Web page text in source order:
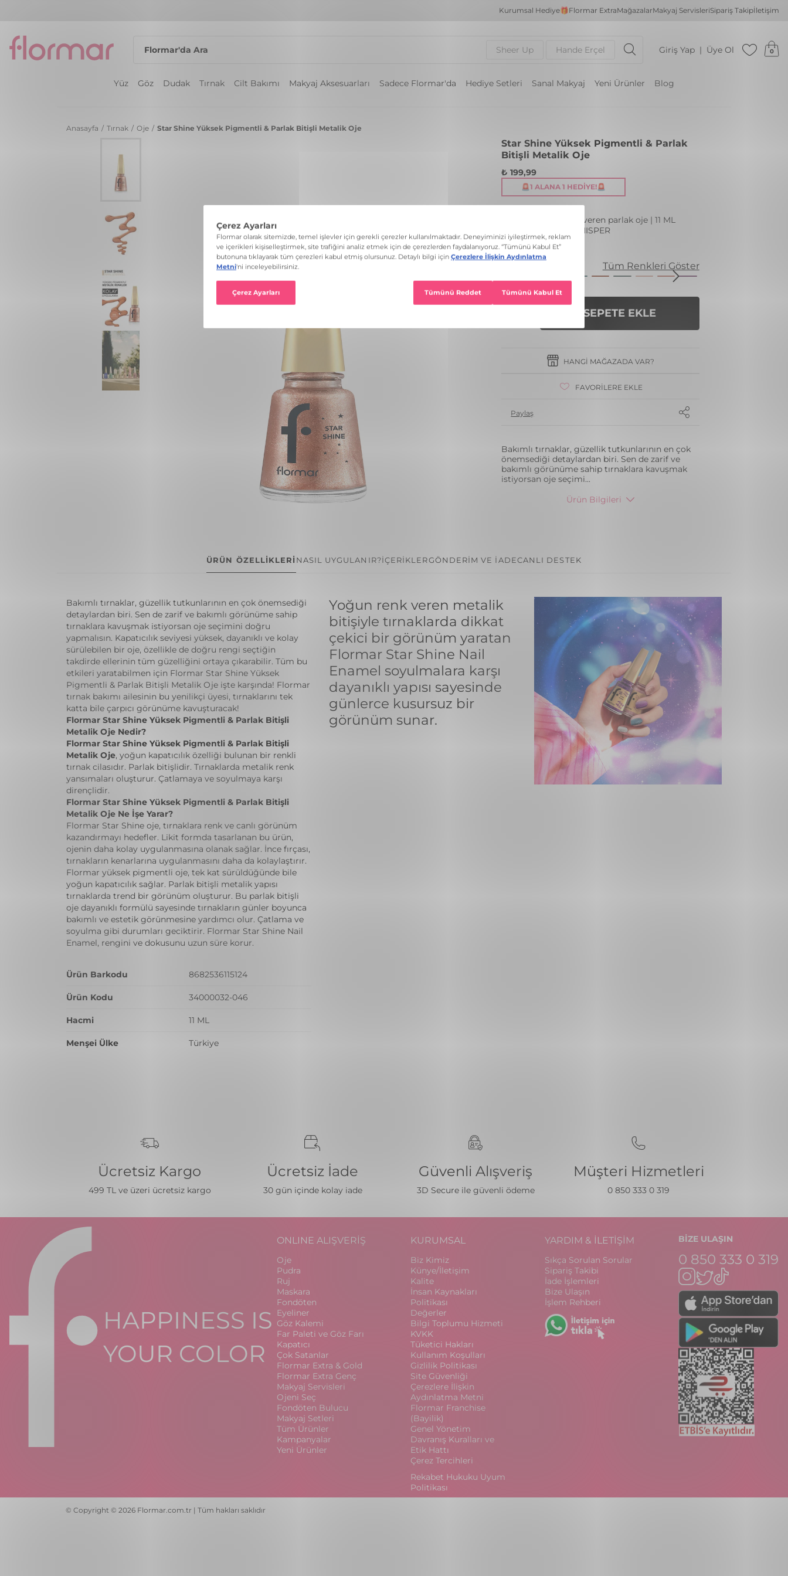
Kurumsal Hediye🎁Flormar ExtraMağazalarMakyaj ServisleriSipariş Takipİletişim
Sheer Up Hande Erçel Giriş Yap Üye Ol 0
Yüz Göz Dudak Tırnak Cilt Bakımı Makyaj Aksesuarları Sadece Flormar'da Hediye Setleri Sanal Makyaj Yeni Ürünler Blog
Anasayfa / Tırnak / Oje / Star Shine Yüksek Pigmentli & Parlak Bitişli Metalik Oje
Star Shine Yüksek Pigmentli & Parlak
Bitişli Metalik Oje
Metalik yoğun renk veren parlak oje | 11 ML
Renk: 046 ROSE WHISPER
₺ 199,99
🚨1 ALANA 1 HEDIYE!🚨
Tüm Renkleri Göster
SEPETE EKLE
HANGI MAĞAZADA VAR?
FAVORILERE EKLE
Paylaş
Bakımlı tırnaklar, güzellik tutkunlarının en çok
önemsediği detaylardan biri. Sen de zarif ve
bakımlı görünüme sahip tırnaklara kavuşmak
istiyorsan oje seçimi...
Ürün Bilgileri
ÜRÜN ÖZELLİKLERİ NASIL UYGULANIR?İÇERİKLERGÖNDERİM VE İADECANLI DESTEK
Bakımlı tırnaklar, güzellik tutkunlarının en çok önemsediği
detaylardan biri. Sen de zarif ve bakımlı görünüme sahip
tırnaklara kavuşmak istiyorsan oje seçimini doğru
yapmalısın. Kapatıcılık seviyesi yüksek, dayanıklı ve kolay
sürülebilen bir oje, özellikle de doğru rengi seçtiğin
takdirde ellerinin tüm güzelliğini ortaya çıkarabilir. Tüm bu
etkileri yaratabilmen için Flormar Star Shine Yüksek
Pigmentli & Parlak Bitişli Metalik Oje işte karşında! Flormar
tırnak bakımı ailesinin bu yenilikçi üyesi, tırnaklarını tek
katta bile çarpıcı görünüme kavuşturacak!
Flormar Star Shine Yüksek Pigmentli & Parlak Bitişli
Metalik Oje Nedir?
Flormar Star Shine Yüksek Pigmentli & Parlak Bitişli
Metalik Oje, yoğun kapatıcılık özelliği bulunan bir renkli
tırnak cilasıdır. Parlak bitişlidir. Tırnaklarda metalik renk
yansımaları oluşturur. Çatlamaya ve soyulmaya karşı
dirençlidir.
Flormar Star Shine Yüksek Pigmentli & Parlak Bitişli
Metalik Oje Ne İşe Yarar?
Flormar Star Shine oje, tırnaklara renk ve canlı görünüm
kazandırmayı hedefler. Likit formda tasarlanan bu ürün,
ojenin daha kolay uygulanmasına olanak sağlar. İnce fırçası,
tırnakların kenarlarına uygulanmasını daha da kolaylaştırır.
Flormar yüksek pigmentli oje, tek kat sürüldüğünde bile
yoğun kapatıcılık sağlar. Parlak bitişli metalik yapısı
tırnaklarda trend bir görünüm oluşturur. Bu parlak bitişli
oje dayanıklı formülü sayesinde tırnakların günler boyunca
bakımlı ve estetik görünmesine yardımcı olur. Çatlama ve
soyulma gibi durumları geciktirir. Flormar Star Shine Nail
Enamel, rengini ve dokusunu uzun süre korur.
Ürün Barkodu 8682536115124
Ürün Kodu 34000032-046
Hacmi 11 ML
Menşei Ülke Türkiye
Yoğun renk veren metalik
bitişiyle tırnaklarda dikkat
çekici bir görünüm yaratan
Flormar Star Shine Nail
Enamel soyulmalara karşı
dayanıklı yapısı sayesinde
günlerce kusursuz bir
görünüm sunar.
Ücretsiz Kargo
499 TL ve üzeri ücretsiz kargo
Ücretsiz İade
30 gün içinde kolay iade
Güvenli Alışveriş
3D Secure ile güvenli ödeme
Müşteri Hizmetleri
0 850 333 0 319
HAPPINESS IS
YOUR COLOR
ONLINE ALIŞVERİŞ
Oje
Pudra
Ruj
Maskara
Fondöten
Eyeliner
Göz Kalemi
Far Paleti ve Göz Farı
Kapatıcı
Çok Satanlar
Flormar Extra & Gold
Flormar Extra Genç
Makyaj Servisleri
Ojeni Seç
Fondöten Bulucu
Makyaj Setleri
Tüm Ürünler
Kampanyalar
Yeni Ürünler
KURUMSAL
Biz Kimiz
Künye/İletişim
Kalite
İnsan Kaynakları
Politikası
Değerler
Bilgi Toplumu Hizmeti
KVKK
Tüketici Hakları
Kullanım Koşulları
Gizlilik Politikası
Site Güvenliği
Çerezlere İlişkin
Aydınlatma Metni
Flormar Franchise
(Bayilik)
Genel Yönetim
Davranış Kuralları ve
Etik Hattı
Çerez Tercihleri
Rekabet Hukuku Uyum
Politikası
YARDIM & İLETİŞİM
Sıkça Sorulan Sorular
Sipariş Takibi
İade İşlemleri
Bize Ulaşın
İşlem Rehberi
BİZE ULAŞIN
0 850 333 0 319
© Copyright © 2026 Flormar.com.tr | Tüm hakları saklıdır